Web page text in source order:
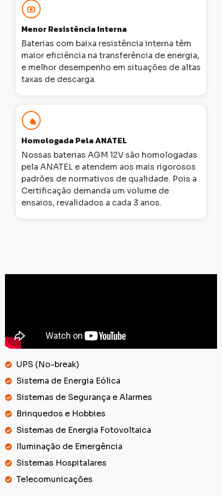
Menor Resistência Interna
Baterias com baixa resistência interna têm
maior eficiência na transferência de energia,
e melhor desempenho em situações de altas
taxas de descarga.
Homologada Pela ANATEL
Nossas baterias AGM 12V são homologadas
pela ANATEL e atendem aos mais rigorosos
padrões de normativos de qualidade. Pois a
Certificação demanda um volume de
ensaios, revalidados a cada 3 anos.
UPS (No-break)
Sistema de Energia Eólica
Sistemas de Segurança e Alarmes
Brinquedos e Hobbies
Sistemas de Energia Fotovoltaica
Iluminação de Emergência
Sistemas Hospitalares
Telecomunicações